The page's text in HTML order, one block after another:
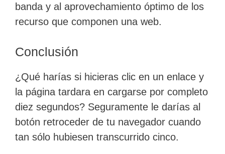
banda y al aprovechamiento óptimo de los
recurso que componen una web.
Conclusión
¿Qué harías si hicieras clic en un enlace y
la página tardara en cargarse por completo
diez segundos? Seguramente le darías al
botón retroceder de tu navegador cuando
tan sólo hubiesen transcurrido cinco.